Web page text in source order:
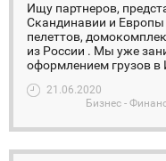
Ищу партнеров,
Скандинавии и Европы
пелеттов,
из России . Мы уже
оформлением грузов
21.06.2020
Бизнес -